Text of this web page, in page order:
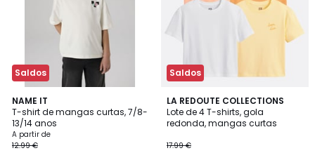
Saldos
NAME IT
T-shirt de mangas curtas, 7/8-
13/14 anos
A partir de
12.99 €
2
Cores
Saldos
LA REDOUTE COLLECTIONS
Lote de 4 T-shirts, gola
redonda, mangas curtas
17.99 €
3,5
/ 5